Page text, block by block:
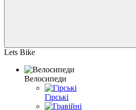
Lets Bike
Велосипеди
Гірські